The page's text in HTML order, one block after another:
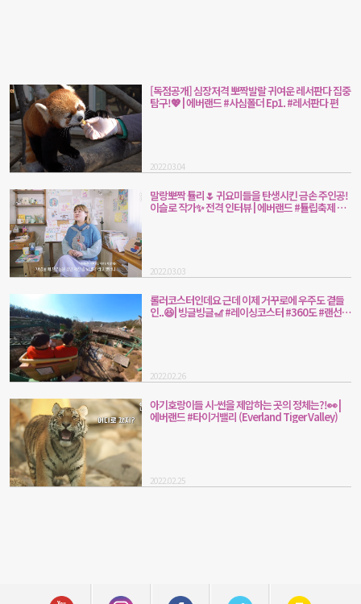
[독점공개] 심장저격 뽀짝발랄 귀여운 레서판다 집중
탐구!💖 | 에버랜드 #사심폴더 Ep1. #레서판다 편
2022.03.04
말랑뽀짝 튤리🌷 귀요미들을 탄생시킨 금손 주인공!
이슬로 작가✨ 전격 인터뷰 | 에버랜드 #튤립축제 #
2022.03.03
롤러코스터인데요 근데 이제 거꾸로에 우주도 곁들
인..😆| 빙글빙글🎢 #레이싱코스터 #360도 #랜선체
2022.02.26
아기호랑이들 시-썬을 제압하는 곳의 정체는?!👀 |
에버랜드 #타이거밸리 (Everland Tiger Valley)
2022.02.25